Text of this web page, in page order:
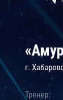
г.
Тренер: